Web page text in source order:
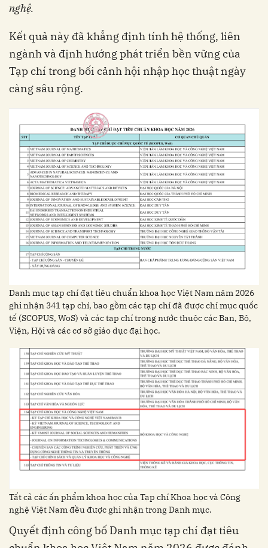
nghệ.
Kết quả này đã khẳng định tính hệ thống, liên
ngành và định hướng phát triển bền vững của
Tạp chí trong bối cảnh hội nhập học thuật ngày
càng sâu rộng.
Danh mục tạp chí đạt tiêu chuẩn khoa học Việt Nam năm 2026
ghi nhận 341 tạp chí, bao gồm các tạp chí đã được chỉ mục quốc
tế (SCOPUS, WoS) và các tạp chí trong nước thuộc các Ban, Bộ,
Viện, Hội và các cơ sở giáo dục đại học.
Tất cả các ấn phẩm khoa học của Tạp chí Khoa học và Công
nghệ Việt Nam đều được ghi nhận trong Danh mục.
Quyết định công bố Danh mục tạp chí đạt tiêu